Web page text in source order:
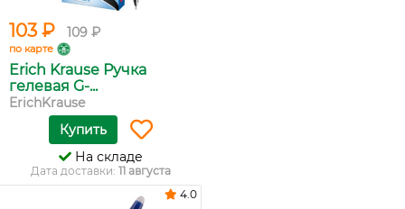
103 ₽ 109 ₽
по карте
Erich Krause Ручка
гелевая G-...
ErichKrause
Купить
На складе
Дата доставки: 11 августа
4.0